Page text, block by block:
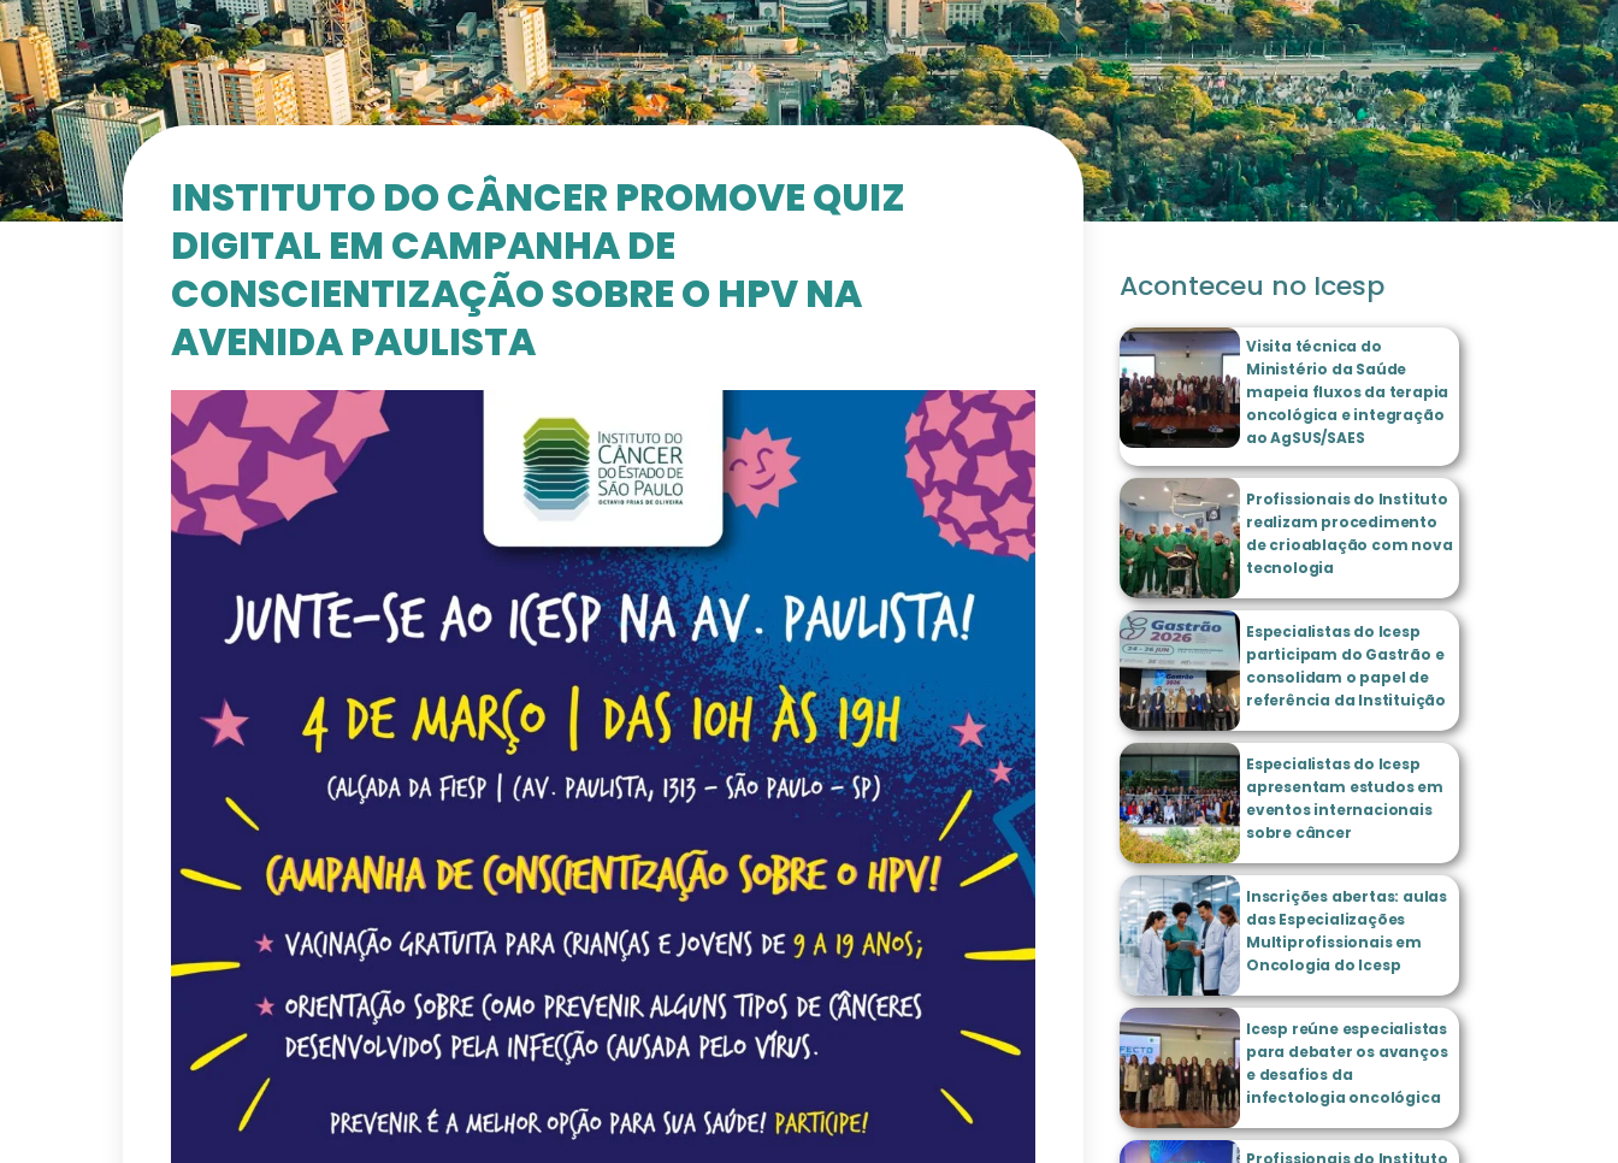
INSTITUTO DO CÂNCER PROMOVE QUIZ
DIGITAL EM CAMPANHA DE
CONSCIENTIZAÇÃO SOBRE O HPV NA
AVENIDA PAULISTA
Aconteceu no Icesp
Visita técnica do
Ministério da Saúde
mapeia fluxos da terapia
oncológica e integração
ao AgSUS/SAES
Profissionais do Instituto
realizam procedimento
de crioablação com nova
tecnologia
Especialistas do Icesp
participam do Gastrão e
consolidam o papel de
referência da Instituição
Especialistas do Icesp
apresentam estudos em
eventos internacionais
sobre câncer
Inscrições abertas: aulas
das Especializações
Multiprofissionais em
Oncologia do Icesp
Icesp reúne especialistas
para debater os avanços
e desafios da
infectologia oncológica
Profissionais do Instituto